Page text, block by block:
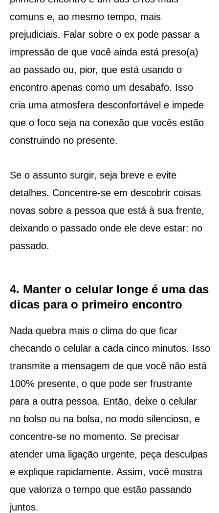
comuns e, ao mesmo tempo, mais
prejudiciais. Falar sobre o ex pode passar a
impressão de que você ainda está preso(a)
ao passado ou, pior, que está usando o
encontro apenas como um desabafo. Isso
cria uma atmosfera desconfortável e impede
que o foco seja na conexão que vocês estão
construindo no presente.
Se o assunto surgir, seja breve e evite
detalhes. Concentre-se em descobrir coisas
novas sobre a pessoa que está à sua frente,
deixando o passado onde ele deve estar: no
passado.
4. Manter o celular longe é uma das
dicas para o primeiro encontro
Nada quebra mais o clima do que ficar
checando o celular a cada cinco minutos. Isso
transmite a mensagem de que você não está
100% presente, o que pode ser frustrante
para a outra pessoa. Então, deixe o celular
no bolso ou na bolsa, no modo silencioso, e
concentre-se no momento. Se precisar
atender uma ligação urgente, peça desculpas
e explique rapidamente. Assim, você mostra
que valoriza o tempo que estão passando
juntos.